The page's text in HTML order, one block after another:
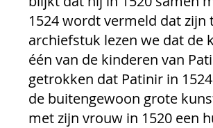
1524 wordt vermeld dat
archiefstuk lezen we dat de
één van de kinderen van
getrokken dat Patinir in
de buitengewoon grote
met zijn vrouw in 1520 een